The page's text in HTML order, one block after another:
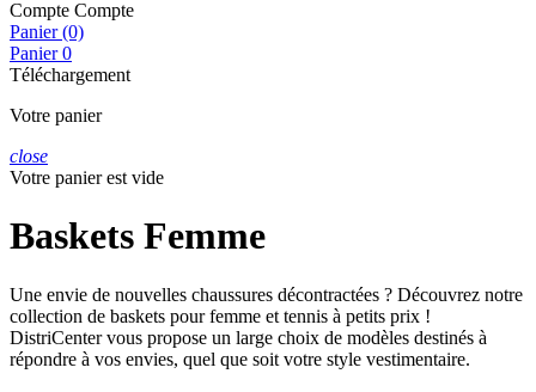
Compte Compte
Panier (0)
Panier0
Téléchargement
Votre panier
close
Votre panier est vide
Baskets Femme
Une envie de nouvelles chaussures décontractées ? Découvrez notre
collection de baskets pour femme et tennis à petits prix !
DistriCenter vous propose un large choix de modèles destinés à
répondre à vos envies, quel que soit votre style vestimentaire.